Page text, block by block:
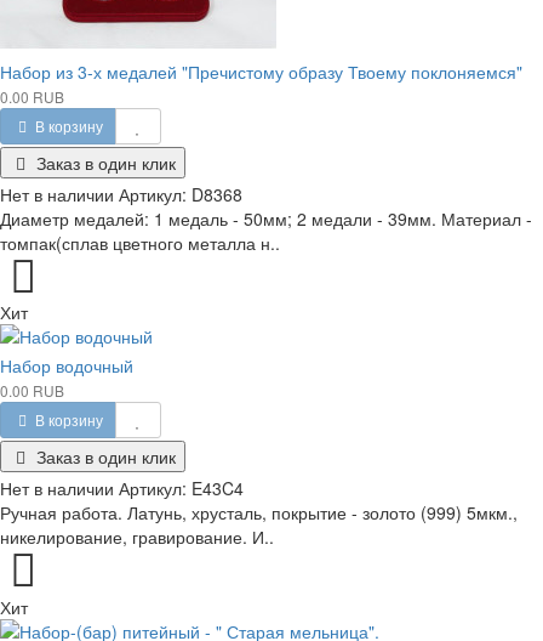
Набор из 3-х медалей "Пречистому образу Твоему поклоняемся"
0.00 RUB
В корзину
Заказ в один клик
Нет в наличии Артикул: D8368
Диаметр медалей: 1 медаль - 50мм; 2 медали - 39мм. Материал -
томпак(сплав цветного металла н..
Хит
Набор водочный
0.00 RUB
В корзину
Заказ в один клик
Нет в наличии Артикул: E43C4
Ручная работа. Латунь, хрусталь, покрытие - золото (999) 5мкм.,
никелирование, гравирование. И..
Хит